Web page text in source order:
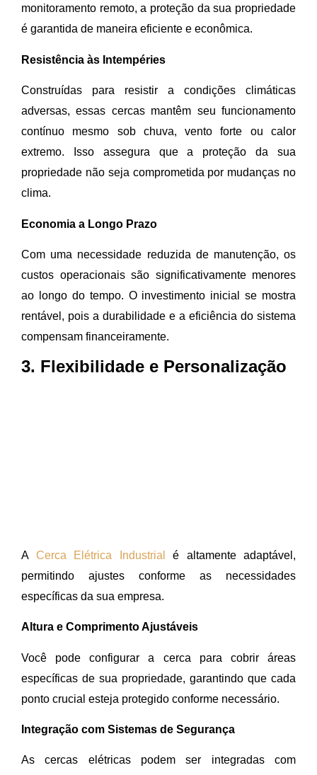
monitoramento remoto, a proteção da sua propriedade
é garantida de maneira eficiente e econômica.
Resistência às Intempéries
Construídas para resistir a condições climáticas
adversas, essas cercas mantêm seu funcionamento
contínuo mesmo sob chuva, vento forte ou calor
extremo. Isso assegura que a proteção da sua
propriedade não seja comprometida por mudanças no
clima.
Economia a Longo Prazo
Com uma necessidade reduzida de manutenção, os
custos operacionais são significativamente menores
ao longo do tempo. O investimento inicial se mostra
rentável, pois a durabilidade e a eficiência do sistema
compensam financeiramente.
3. Flexibilidade e Personalização
A Cerca Elétrica Industrial
é altamente adaptável,
permitindo ajustes conforme as necessidades
específicas da sua empresa.
Altura e Comprimento Ajustáveis
Você pode configurar a cerca para cobrir áreas
específicas de sua propriedade, garantindo que cada
ponto crucial esteja protegido conforme necessário.
Integração com Sistemas de Segurança
As cercas elétricas podem ser integradas com